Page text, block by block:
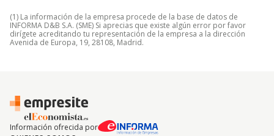
(1) La información de la empresa procede de la base de datos de
INFORMA D&B S.A. (SME) Si aprecias que existe algún error por favor
dirígete acreditando tu representación de la empresa a la dirección
Avenida de Europa, 19, 28108, Madrid.
Información ofrecida por